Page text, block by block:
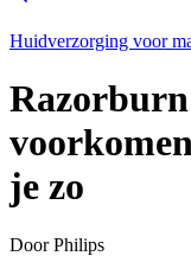
Huidverzorging voor
je zo
Door Philips